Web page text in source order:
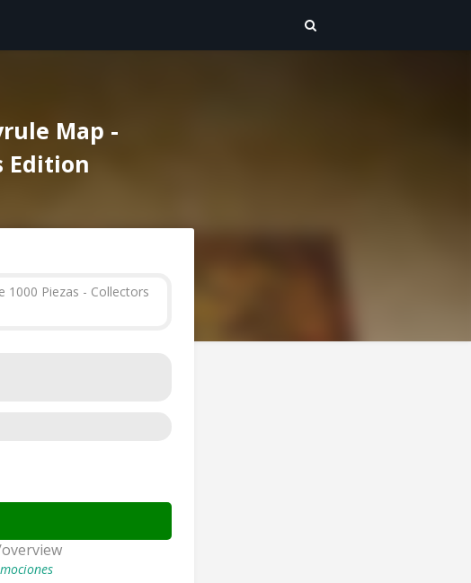
Map -
Edition